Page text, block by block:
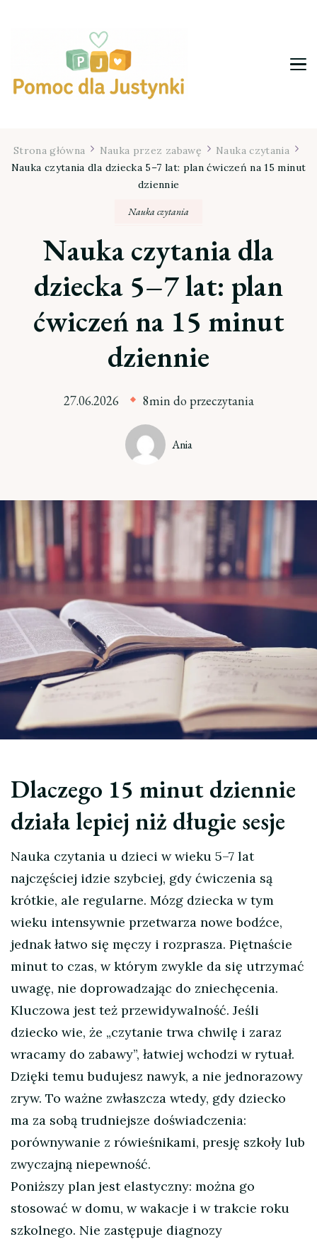
Strona główna Nauka przez zabawę
Nauka czytania
Nauka czytania dla dziecka 5–7 lat: plan ćwiczeń na 15 minut
dziennie
Nauka czytania
Nauka czytania dla
dziecka 5–7 lat: plan
ćwiczeń na 15 minut
dziennie
27.06.2026 8min do przeczytania
Ania
Dlaczego 15 minut dziennie
działa lepiej niż długie sesje
Nauka czytania u dzieci w wieku 5–7 lat
najczęściej idzie szybciej, gdy ćwiczenia są
krótkie, ale regularne. Mózg dziecka w tym
wieku intensywnie przetwarza nowe bodźce,
jednak łatwo się męczy i rozprasza. Piętnaście
minut to czas, w którym zwykle da się utrzymać
uwagę, nie doprowadzając do zniechęcenia.
Kluczowa jest też przewidywalność. Jeśli
dziecko wie, że „czytanie trwa chwilę i zaraz
wracamy do zabawy”, łatwiej wchodzi w rytuał.
Dzięki temu budujesz nawyk, a nie jednorazowy
zryw. To ważne zwłaszcza wtedy, gdy dziecko
ma za sobą trudniejsze doświadczenia:
porównywanie z rówieśnikami, presję szkoły lub
zwyczajną niepewność.
Poniższy plan jest elastyczny: można go
stosować w domu, w wakacje i w trakcie roku
szkolnego. Nie zastępuje diagnozy